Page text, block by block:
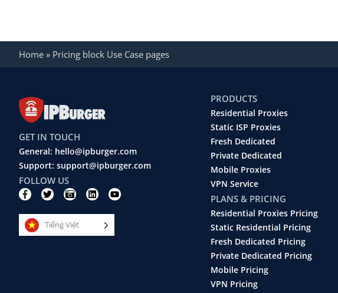
Home » Pricing block Use Case pages
GET IN TOUCH
General: hello@ipburger.com
Support: support@ipburger.com
FOLLOW US
F
a
e
b
o
T
w
t
t
e
C
a
e
r
a
L
i
k
d
Y
o
t
b
Tiếng Việt
PRODUCTS
Residential Proxies
Static ISP Proxies
Fresh Dedicated
Private Dedicated
Mobile Proxies
VPN Service
PLANS & PRICING
Residential Proxies Pricing
Static Residential Pricing
Fresh Dedicated Pricing
Private Dedicated Pricing
Mobile Pricing
VPN Pricing